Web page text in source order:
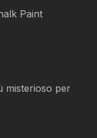
Paint
misterioso per